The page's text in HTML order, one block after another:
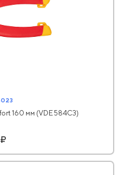
160 мм (VDE 584С3)